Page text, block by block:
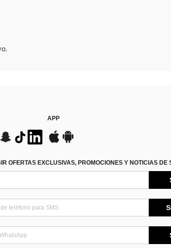
APP
OFERTAS EXCLUSIVAS, PROMOCIONES Y NOTICIAS DE